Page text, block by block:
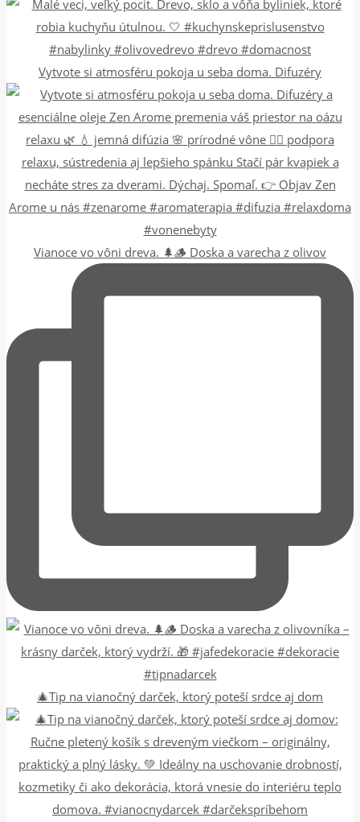
Vytvote si atmosféru pokoja u seba doma. Difuzéry
Vianoce vo vôni dreva. 🌲🪵 Doska a varecha z olivov
🎄Tip na vianočný darček, ktorý poteší srdce aj dom